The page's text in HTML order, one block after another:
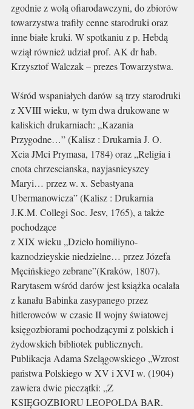
zgodnie z wolą ofiarodawczyni, do zbiorów
towarzystwa trafiły cenne starodruki oraz
inne białe kruki. W spotkaniu z p. Hebdą
wziął również udział prof. AK dr hab.
Krzysztof Walczak – prezes Towarzystwa.
Wśród wspaniałych darów są trzy starodruki
z XVIII wieku, w tym dwa drukowane w
kaliskich drukarniach: „Kazania
Przygodne…” (Kalisz : Drukarnia J. O.
Xcia JMci Prymasa, 1784) oraz „Religia i
cnota chrzescianska, nayjasnieyszey
Maryi… przez w. x. Sebastyana
Ubermanowicza” (Kalisz : Drukarnia
J.K.M. Collegi Soc. Jesv, 1765), a także
pochodzące
z XIX wieku „Dzieło homiliyno-
kaznodzieyskie niedzielne… przez Józefa
Męcińskiego zebrane”(Kraków, 1807).
Rarytasem wśród darów jest książka ocalała
z kanału Babinka zasypanego przez
hitlerowców w czasie II wojny światowej
księgozbiorami pochodzącymi z polskich i
żydowskich bibliotek publicznych.
Publikacja Adama Szelągowskiego „Wzrost
państwa Polskiego w XV i XVI w. (1904)
zawiera dwie pieczątki: „Z
KSIĘGOZBIORU LEOPOLDA BAR.